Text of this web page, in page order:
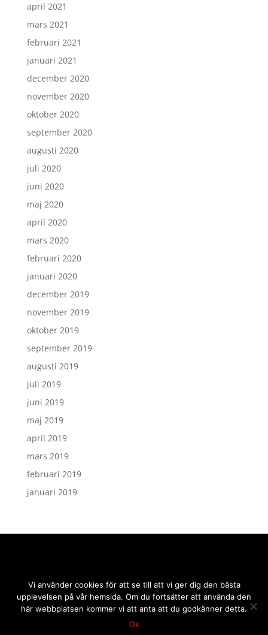
april 2021
mars 2021
februari 2021
januari 2021
december 2020
november 2020
oktober 2020
september 2020
augusti 2020
juli 2020
juni 2020
maj 2020
april 2020
mars 2020
februari 2020
januari 2020
december 2019
november 2019
oktober 2019
september 2019
augusti 2019
juli 2019
juni 2019
maj 2019
april 2019
mars 2019
februari 2019
januari 2019
2019 © sidmakarn
Vi använder cookies för att se till att vi ger dig den bästa
upplevelsen på vår hemsida. Om du fortsätter att använda den
här webbplatsen kommer vi att anta att du godkänner detta.
Ok